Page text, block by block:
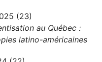
(23)
au Québec :
latino-américaines